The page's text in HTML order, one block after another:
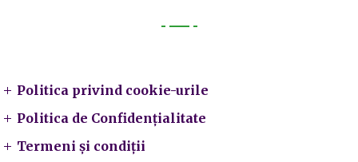
Politica privind cookie-urile
Politica de Confidențialitate
Termeni și condiții